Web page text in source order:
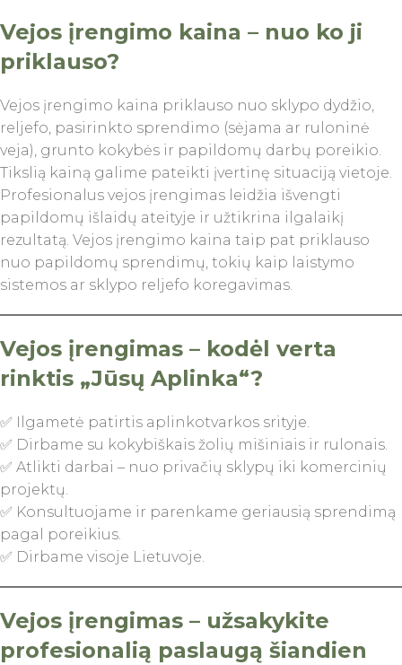
Vejos įrengimo kaina – nuo ko ji
priklauso?
Vejos įrengimo kaina priklauso nuo sklypo dydžio,
reljefo, pasirinkto sprendimo (sėjama ar ruloninė
veja), grunto kokybės ir papildomų darbų poreikio.
Tikslią kainą galime pateikti įvertinę situaciją vietoje.
Profesionalus vejos įrengimas leidžia išvengti
papildomų išlaidų ateityje ir užtikrina ilgalaikį
rezultatą. Vejos įrengimo kaina taip pat priklauso
nuo papildomų sprendimų, tokių kaip laistymo
sistemos ar sklypo reljefo koregavimas.
Vejos įrengimas – kodėl verta
rinktis „Jūsų Aplinka“?
✅ Ilgametė patirtis aplinkotvarkos srityje.
✅ Dirbame su kokybiškais žolių mišiniais ir rulonais.
✅ Atlikti darbai – nuo privačių sklypų iki komercinių
projektų.
✅ Konsultuojame ir parenkame geriausią sprendimą
pagal poreikius.
✅ Dirbame visoje Lietuvoje.
Vejos įrengimas – užsakykite
profesionalią paslaugą šiandien